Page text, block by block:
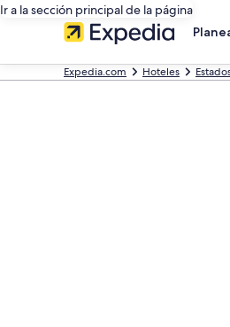
Ir a la sección principal de la página
Expedia.com Hoteles